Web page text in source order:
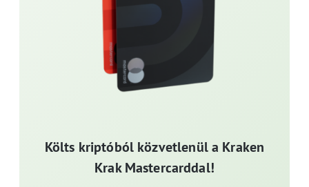
Költs kriptóból közvetlenül a Kraken
Krak Mastercarddal!